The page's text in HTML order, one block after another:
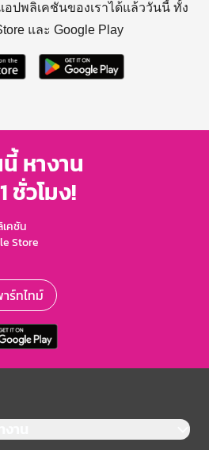
อปพลิเคชันของเราได้แล้ววันนี้ ทั้ง
และ Google Play
หางาน
ชั่วโมง!
คชัน
Store
ร์ทไทม์
น